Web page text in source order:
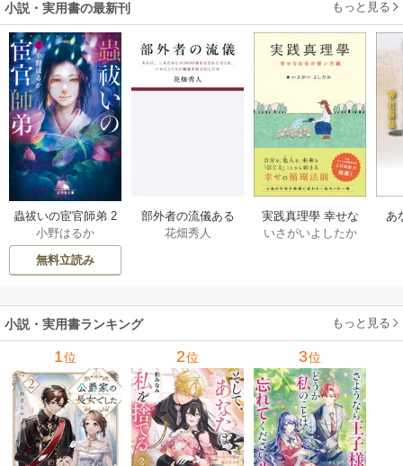
小説・実用書の最新刊 もっと見る
蟲祓いの宦官師弟 2
巻
小野はるか
無料立読み
部外者の流儀ある
日、三木たかしの5
したか 1巻
花畑秀人
実践真理學 幸せな
お金の使い方編 1巻
いさがいよしたか
あ
小説・実用書ランキング もっと見る
1位 2位 3位